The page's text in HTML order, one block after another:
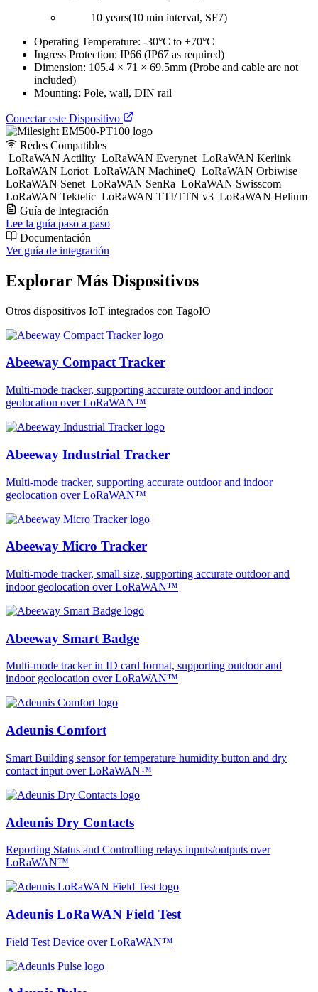
10 years(10 min interval, SF7)
Operating Temperature: -30°C to +70°C
Ingress Protection: IP66 (IP67 as required)
Dimension: 105.4 × 71 × 69.5mm (Probe and cable are not
included)
Mounting: Pole, wall, DIN rail
Conectar este Dispositivo
Redes Compatibles
LoRaWAN Actility LoRaWAN Everynet LoRaWAN Kerlink
LoRaWAN Loriot LoRaWAN MachineQ LoRaWAN Orbiwise
LoRaWAN Senet LoRaWAN SenRa LoRaWAN Swisscom
LoRaWAN Tektelic LoRaWAN TTI/TTN v3 LoRaWAN Helium
Guía de Integración
Lee la guía paso a paso
Documentación
Ver guía de integración
Explorar Más Dispositivos
Otros dispositivos IoT integrados con TagoIO
Abeeway Compact Tracker
Multi-mode tracker, supporting accurate outdoor and indoor
geolocation over LoRaWAN™
Abeeway Industrial Tracker
Multi-mode tracker, supporting accurate outdoor and indoor
geolocation over LoRaWAN™
Abeeway Micro Tracker
Multi-mode tracker, small size, supporting accurate outdoor and
indoor geolocation over LoRaWAN™
Abeeway Smart Badge
Multi-mode tracker in ID card format, supporting outdoor and
indoor geolocation over LoRaWAN™
Adeunis Comfort
Smart Building sensor for temperature humidity button and dry
contact input over LoRaWAN™
Adeunis Dry Contacts
Reporting Status and Controlling relays inputs/outputs over
LoRaWAN™
Adeunis LoRaWAN Field Test
Field Test Device over LoRaWAN™